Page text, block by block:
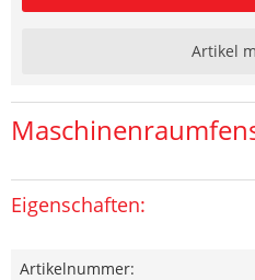
Artikel
Eigenschaften:
Artikelnummer: